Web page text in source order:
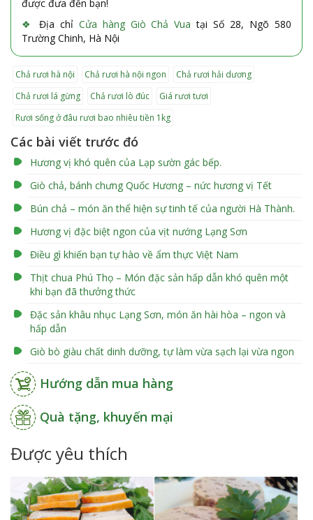
được đưa đến bạn!
❖
Địa chỉ Cửa hàng Giò Chả Vua tại Số 28, Ngõ 580
Trường Chinh, Hà Nội
chả rươi hà nội chả rươi hà nội ngon
chả rươi hải dương
chả rươi lá gừng
chả rươi lò đúc
giá rươi tươi
rươi sống ở đâu rươi bao nhiêu tiền 1kg
Các bài viết trước đó
Hương vị khó quên của Lạp sườn gác bếp.
Giò chả, bánh chưng Quốc Hương – nức hương vị Tết
Bún chả – món ăn thể hiện sự tinh tế của người Hà Thành.
Hương vị đặc biệt ngon của vịt nướng Lạng Sơn
Điều gì khiến bạn tự hào về ẩm thực Việt Nam
Thịt chua Phú Thọ – Món đặc sản hấp dẫn khó quên một
khi bạn đã thưởng thức
Đặc sản khâu nhục Lạng Sơn, món ăn hài hòa – ngon và
hấp dẫn
Giò bò giàu chất dinh dưỡng, tự làm vừa sạch lại vừa ngon
Hướng dẫn mua hàng
Quà tặng, khuyến mại
Được yêu thích